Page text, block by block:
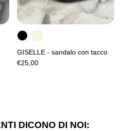
GISELLE - sandalo con tacco
€25,00
DICONO DI NOI: